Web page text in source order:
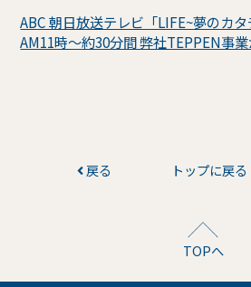
ABC 朝日放送テレビ「LIFE~夢のカタ
AM11時～約30分間 弊社TEPPEN事業
戻る トップに戻る
TOPへ